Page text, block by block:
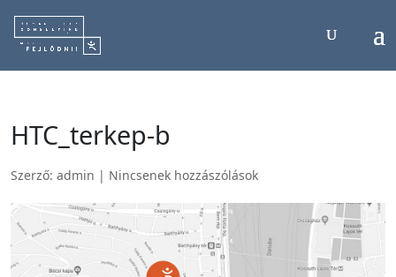
HTC_terkep-b
Szerző: admin | Nincsenek hozzászólások